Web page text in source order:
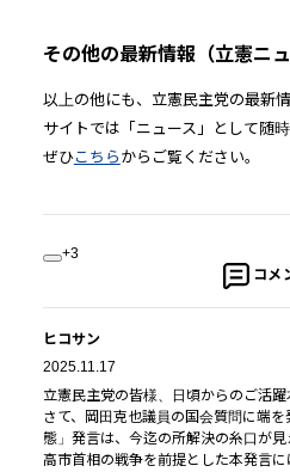
その他の最新情報（立憲ニュ
以上の他にも、立憲民主党の最新
サイトでは「ニュース」として随
ぜひこちら からご覧ください。
+3
コメ
ヒコサン
2025.11.17
立憲民主党の皆様、日頃からのご活躍
さて、岡田克也議員の国会質問に端
態」発言は、今迄の所解決の糸口が見
高市首相の戦争を前提とした本発言